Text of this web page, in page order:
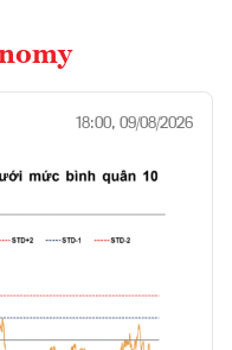
18:00, 09/08/2026